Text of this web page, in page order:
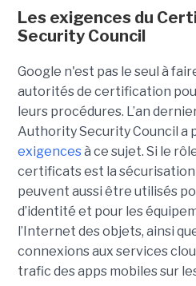
Les exigences du
Security Council
Google n'est pas le seul à
autorités de certification
leurs procédures. L’an
Authority Security Council a
exigencesà ce sujet. Si le
certificats est la sécurisation
peuvent aussi être utilisés
d’identité et pour les
l’Internet des objets, ainsi
connexions aux services
trafic des apps mobiles sur